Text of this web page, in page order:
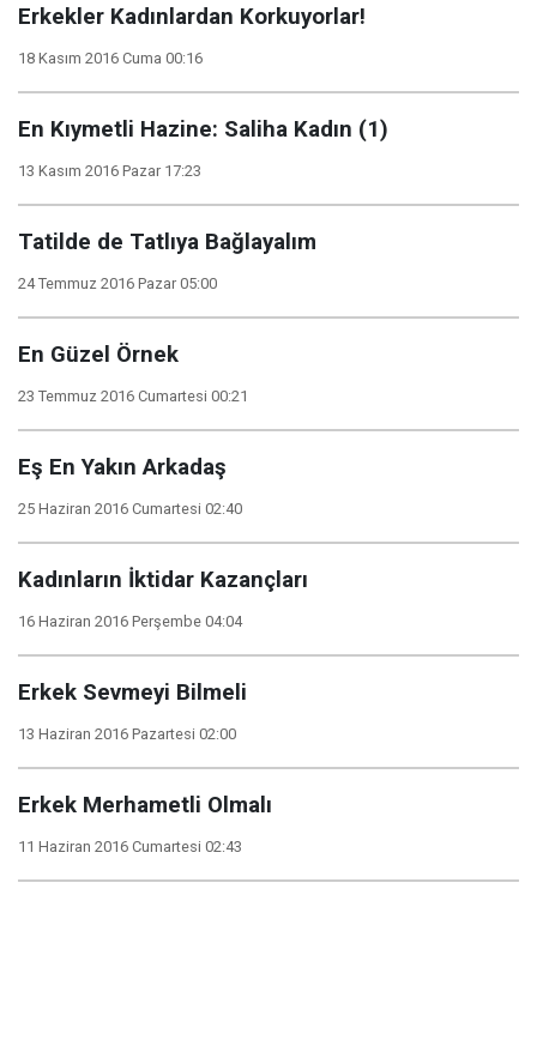
Erkekler Kadınlardan Korkuyorlar!
18 Kasım 2016 Cuma 00:16
En Kıymetli Hazine: Saliha Kadın (1)
13 Kasım 2016 Pazar 17:23
Tatilde de Tatlıya Bağlayalım
24 Temmuz 2016 Pazar 05:00
En Güzel Örnek
23 Temmuz 2016 Cumartesi 00:21
Eş En Yakın Arkadaş
25 Haziran 2016 Cumartesi 02:40
Kadınların İktidar Kazançları
16 Haziran 2016 Perşembe 04:04
Erkek Sevmeyi Bilmeli
13 Haziran 2016 Pazartesi 02:00
Erkek Merhametli Olmalı
11 Haziran 2016 Cumartesi 02:43